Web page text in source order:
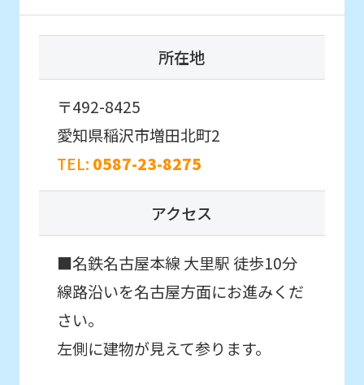
所在地
〒492-8425
愛知県稲沢市増田北町2
TEL: 0587-23-8275
アクセス
■名鉄名古屋本線 大里駅 徒歩10分
線路沿いを名古屋方面にお進みくだ
さい。
左側に建物が見えて参ります。
translation
service,
the
version
of
this
website
will
be
translated
so
こんなお子さまにおすすめ
入会前に実際のクラスの雰囲気を
体験したい方。
初めての方を対象としたはじめて体験に
参加したいお子様はこちら
はじめて体験・
各種イベント申込
こんなお子さまにおすすめ
初めてのお子さま同士のクラスで
スクールを体験したい方。